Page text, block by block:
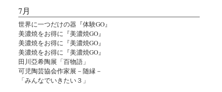
7月
世界に一つだけの器『体験GO』
美濃焼をお得に『美濃焼GO』
美濃焼をお得に『美濃焼GO』
美濃焼をお得に『美濃焼GO』
田川亞希陶展「百物語」
可児陶芸協会作家展－随縁－
「みんなでいきたい３」